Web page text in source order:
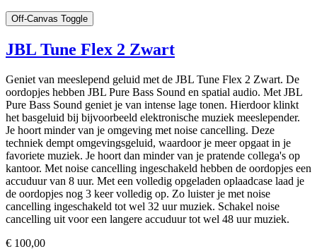
Off-Canvas Toggle
JBL Tune Flex 2 Zwart
Geniet van meeslepend geluid met de JBL Tune Flex 2 Zwart. De
oordopjes hebben JBL Pure Bass Sound en spatial audio. Met JBL
Pure Bass Sound geniet je van intense lage tonen. Hierdoor klinkt
het basgeluid bij bijvoorbeeld elektronische muziek meeslepender.
Je hoort minder van je omgeving met noise cancelling. Deze
techniek dempt omgevingsgeluid, waardoor je meer opgaat in je
favoriete muziek. Je hoort dan minder van je pratende collega's op
kantoor. Met noise cancelling ingeschakeld hebben de oordopjes een
accuduur van 8 uur. Met een volledig opgeladen oplaadcase laad je
de oordopjes nog 3 keer volledig op. Zo luister je met noise
cancelling ingeschakeld tot wel 32 uur muziek. Schakel noise
cancelling uit voor een langere accuduur tot wel 48 uur muziek.
€ 100,00